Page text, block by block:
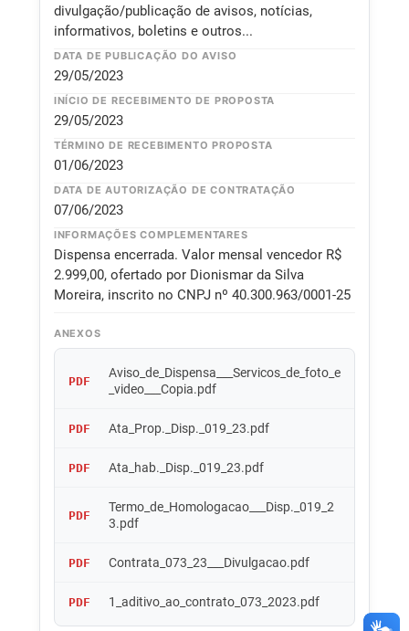
divulgação/publicação de avisos, notícias,
informativos, boletins e outros...
DATA DE PUBLICAÇÃO DO AVISO
29/05/2023
INÍCIO DE RECEBIMENTO DE PROPOSTA
29/05/2023
TÉRMINO DE RECEBIMENTO PROPOSTA
01/06/2023
DATA DE AUTORIZAÇÃO DE CONTRATAÇÃO
07/06/2023
INFORMAÇÕES COMPLEMENTARES
Dispensa encerrada. Valor mensal vencedor R$
2.999,00, ofertado por Dionismar da Silva
Moreira, inscrito no CNPJ nº 40.300.963/0001-25
ANEXOS
PDF
Aviso_de_Dispensa___Servicos_de_foto_e
_video___Copia.pdf
PDF Ata_Prop._Disp._019_23.pdf
PDF Ata_hab._Disp._019_23.pdf
PDF
Termo_de_Homologacao___Disp._019_2
3.pdf
PDF Contrata_073_23___Divulgacao.pdf
PDF 1_aditivo_ao_contrato_073_2023.pdf